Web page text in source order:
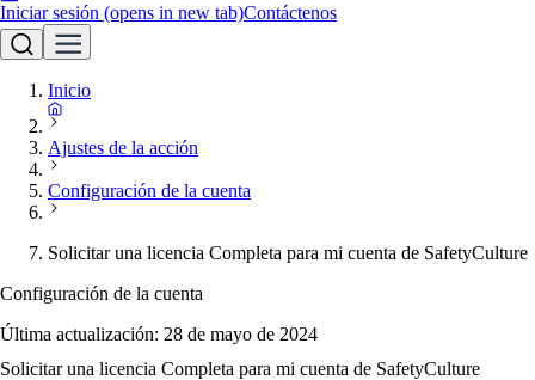
Iniciar sesión (opens in new tab)Contáctenos
Inicio
Ajustes de la acción
Configuración de la cuenta
Solicitar una licencia Completa para mi cuenta de SafetyCulture
Configuración de la cuenta
Última actualización: 28 de mayo de 2024
Solicitar una licencia Completa para mi cuenta de SafetyCulture